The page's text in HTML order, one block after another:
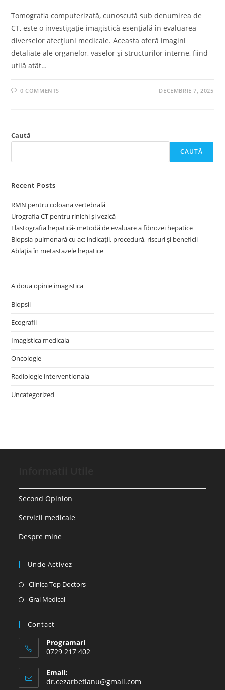
Tomografia computerizată, cunoscută sub denumirea de
CT, este o investigație imagistică esențială în evaluarea
diverselor afecțiuni medicale. Aceasta oferă imagini
detaliate ale organelor, vaselor și structurilor interne, fiind
utilă atât…
0 COMMENTS DECEMBRIE 7, 2025
Caută
CAUTĂ
Recent Posts
RMN pentru coloana vertebrală
Urografia CT pentru rinichi și vezică
Elastografia hepatică- metodă de evaluare a fibrozei hepatice
Biopsia pulmonară cu ac: indicații, procedură, riscuri și beneficii
Ablația în metastazele hepatice
A doua opinie imagistica
Biopsii
Ecografii
Imagistica medicala
Oncologie
Radiologie interventionala
Uncategorized
Second Opinion
Servicii medicale
Despre mine
Unde Activez
Clinica Top DoctorsOpens
Gral MedicalOpens
tab
Contact
Programari
0729 217 402
Email:
dr.cezarbetianu@gmail.com